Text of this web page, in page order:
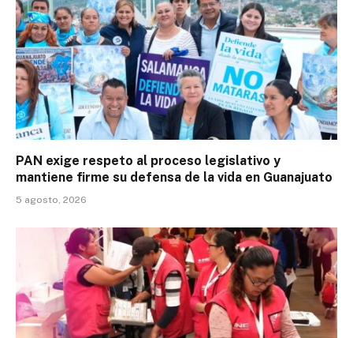
PAN exige respeto al proceso legislativo y
mantiene firme su defensa de la vida en Guanajuato
5 agosto, 2026